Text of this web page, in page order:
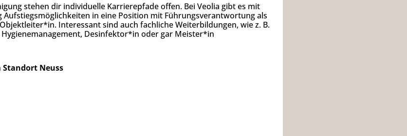
stehen dir individuelle Karrierepfade offen. Bei Veolia gibt es mit
in eine Position mit Führungsverantwortung als
Interessant sind auch fachliche Weiterbildungen, wie z. B.
Desinfektor*in oder gar Meister*in
Standort Neuss